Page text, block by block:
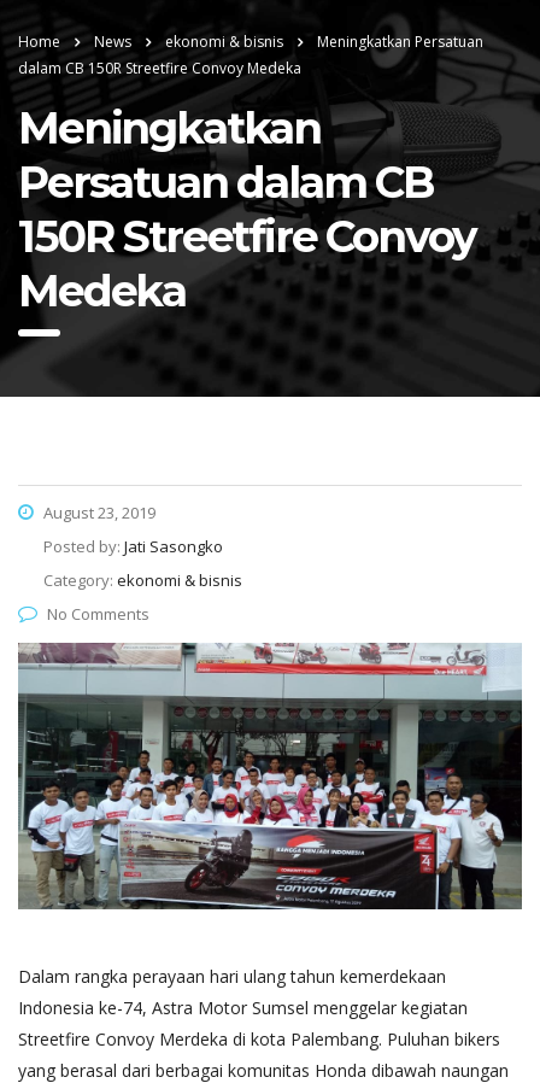
Home News ekonomi & bisnis
Meningkatkan Persatuan
dalam CB 150R Streetfire Convoy Medeka
Meningkatkan
Persatuan dalam CB
150R Streetfire Convoy
Medeka
August 23, 2019
Posted by: Jati Sasongko
Category: ekonomi & bisnis
No Comments
Dalam rangka perayaan hari ulang tahun kemerdekaan
Indonesia ke-74, Astra Motor Sumsel menggelar kegiatan
Streetfire Convoy Merdeka di kota Palembang. Puluhan bikers
yang berasal dari berbagai komunitas Honda dibawah naungan